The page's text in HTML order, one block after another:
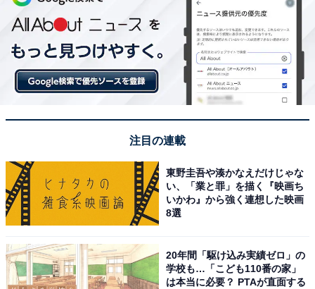
注目の連載
東野圭吾や湊かなえだけじゃな
い、「業と罪」を描く『映画ち
いかわ』から強く連想した映画
8選
20年間「駆け込み実績ゼロ」の
学校も…「こども110番の家」
は本当に必要？ PTAが直面する